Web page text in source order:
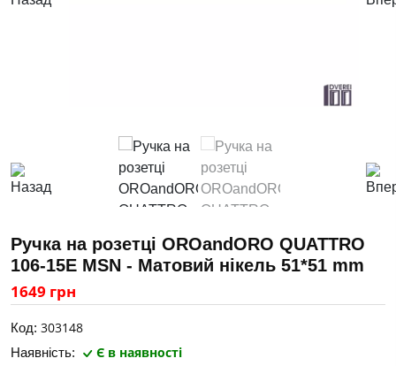
Ручка на розетці OROandORO QUATTRO
106-15E MSN - Матовий нікель 51*51 mm
1649 грн
Код: 303148
Наявність: Є в наявності